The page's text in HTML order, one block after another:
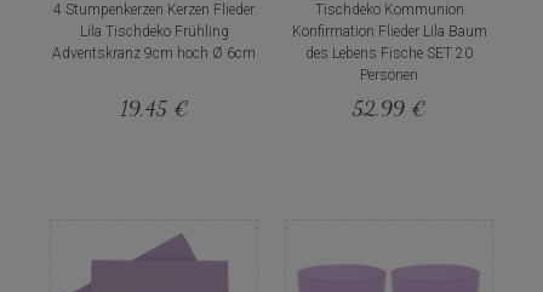
4 Stumpenkerzen Kerzen Flieder
Lila Tischdeko Frühling
Adventskranz 9cm hoch Ø 6cm
19,45 €
Tischdeko Kommunion
Konfirmation Flieder Lila Baum
des Lebens Fische SET 20
Personen
52,99 €